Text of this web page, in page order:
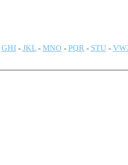
GHI- JKL- MNO - PQR - STU -